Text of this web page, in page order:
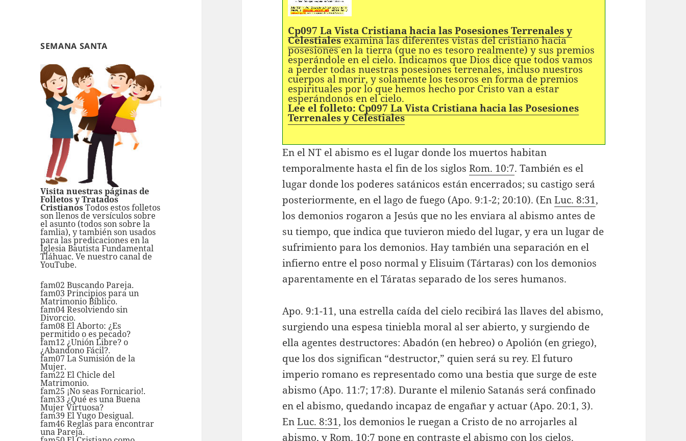
SEMANA SANTA
Visita nuestras páginas de
Folletos y Tratados
Cristianos Todos estos folletos
son llenos de versículos sobre
el asunto (todos son sobre la
famlia), y también son usados
para las predicaciones en la
Iglesia Bautista Fundamental
Tláhuac. Ve nuestro canal de
YouTube.
fam02 Buscando Pareja.
fam03 Principios para un
Matrimonio Bíblico.
fam04 Resolviendo sin
Divorcio.
fam08 El Aborto: ¿Es
permitido o es pecado?
fam12 ¿Unión Libre? o
¿Abandono Fácil?.
fam07 La Sumisión de la
Mujer.
fam22 El Chicle del
Matrimonio.
fam25 ¡No seas Fornicario!.
fam33 ¿Qué es una Buena
Mujer Virtuosa?
fam39 El Yugo Desigual.
fam46 Reglas para encontrar
una Pareja.
Cp097 La Vista Cristiana hacia las Posesiones Terrenales y
Celestialesexamina las diferentes vistas del cristiano hacia
posesiones en la tierra (que no es tesoro realmente) y sus premios
esperándole en el cielo. Indicamos que Dios dice que todos vamos
a perder todas nuestras posesiones terrenales, incluso nuestros
cuerpos al morir, y solamente los tesoros en forma de premios
espirituales por lo que hemos hecho por Cristo van a estar
esperándonos en el cielo.
Lee el folleto: Cp097 La Vista Cristiana hacia las Posesiones
Terrenales y Celestiales
En el NT el abismo es el lugar donde los muertos habitan
temporalmente hasta el fin de los siglosRom. 10:7. También es el
lugar donde los poderes satánicos están encerrados; su castigo será
posteriormente, en el lago de fuego (Apo. 9:1-2; 20:10). (EnLuc. 8:31,
los demonios rogaron a Jesús que no les enviara al abismo antes de
su tiempo, que indica que tuvieron miedo del lugar, y era un lugar de
sufrimiento para los demonios. Hay también una separación en el
infierno entre el poso normal y Elisuim (Tártaras) con los demonios
aparentamente en el Táratas separado de los seres humanos.
Apo. 9:1-11, una estrella caída del cielo recibirá las llaves del abismo,
surgiendo una espesa tiniebla moral al ser abierto, y surgiendo de
ella agentes destructores: Abadón (en hebreo) o Apolión (en griego),
que los dos significan “destructor,” quien será su rey. El futuro
imperio romano es representado como una bestia que surge de este
abismo (Apo. 11:7; 17:8). Durante el milenio Satanás será confinado
en el abismo, quedando incapaz de engañar y actuar (Apo. 20:1, 3).
EnLuc. 8:31, los demonios le ruegan a Cristo de no arrojarles al
abismo, yRom. 10:7 pone en contraste el abismo con los cielos.